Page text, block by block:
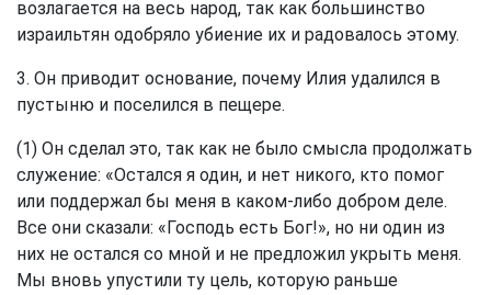
возлагается на весь народ, так как большинство
израильтян одобряло убиение их и радовалось этому.
3. Он приводит основание, почему Илия удалился в
пустыню и поселился в пещере.
(1) Он сделал это, так как не было смысла продолжать
служение: «Остался я один, и нет никого, кто помог
или поддержал бы меня в каком-либо добром деле.
Все они сказали: «Господь есть Бог!», но ни один из
них не остался со мной и не предложил укрыть меня.
Мы вновь упустили ту цель, которую раньше